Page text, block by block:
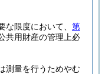
限度において、 第
共用財産の管理上必
測量を行うためやむ